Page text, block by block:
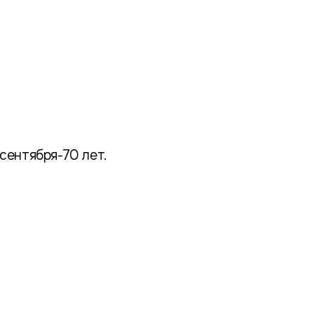
70 лет.